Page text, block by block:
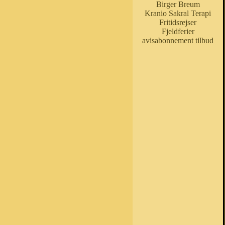
Birger Breum
Kranio Sakral Terapi
Fritidsrejser
Fjeldferier
avisabonnement tilbud